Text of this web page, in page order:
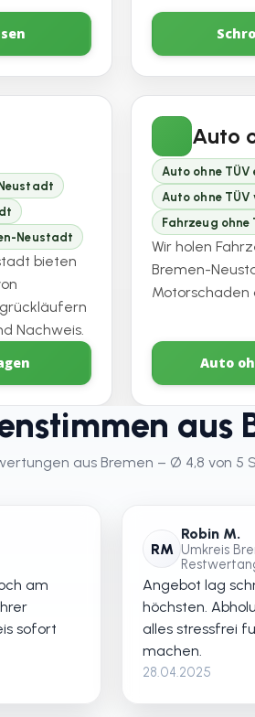
Neustadt
bieten
Nachweis.
Auto
Auto ohne
Auto ohne
Fahrzeug
Wir holen
Bremen-
Auto
aus
aus Bremen – Ø 4,8 von
am
sofort
RM
Robin M.
Umkreis
Angebot lag
höchsten.
alles stressfrei
machen.
28.04.2025